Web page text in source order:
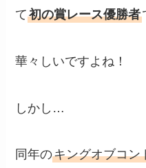
て初の賞レース優勝者
華々しいですよね！
しかし…
同年のキングオブコン